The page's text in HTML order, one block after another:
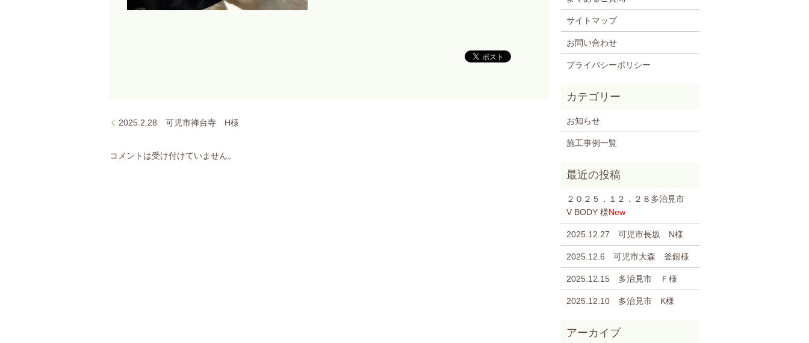
2025.2.28 可児市禅台寺 H様
コメントは受け付けていません。
サイトマップ
お問い合わせ
プライバシーポリシー
お知らせ
施工事例一覧
２０２５．１２．２８多治見市
V BODY 様New
2025.12.27 可児市長坂 N様
2025.12.6 可児市大森 釜銀様
2025.12.15 多治見市 Ｆ様
2025.12.10 多治見市 K様